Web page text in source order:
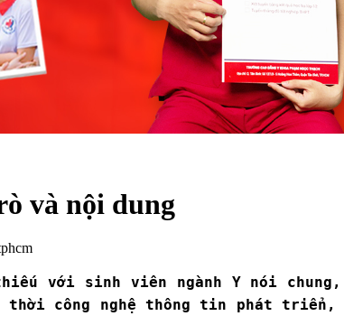
và nội dung
với sinh viên ngành Y nói chung,
công nghệ thông tin phát triển,